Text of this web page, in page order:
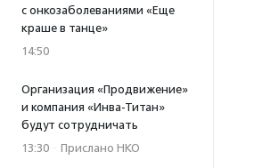
с онкозаболеваниями «Еще
краше в танце»
14:50
Организация «Продвижение»
и компания «Инва-Титан»
будут сотрудничать
13:30 · Прислано НКО